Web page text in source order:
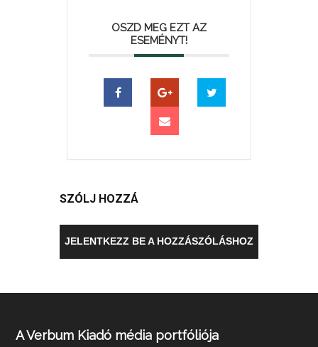
OSZD MEG EZT AZ
ESEMÉNYT!
SZÓLJ HOZZÁ
JELENTKEZZ BE A HOZZÁSZÓLÁSHOZ
A Verbum Kiadó média portfóliója